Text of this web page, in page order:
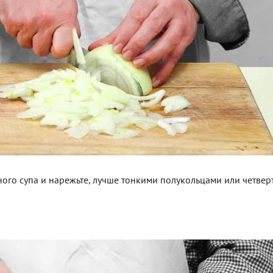
супа и нарежьте, лучше тонкими полукольцами или